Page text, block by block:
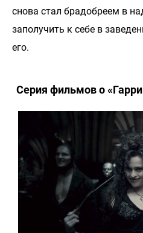
снова стал брадобреем в
заполучить к себе в
его.
Серия фильмов о